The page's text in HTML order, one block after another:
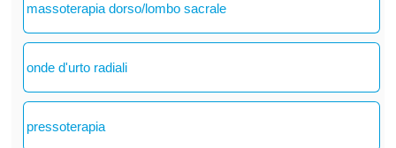
massoterapia dorso/lombo sacrale
onde d'urto radiali
pressoterapia